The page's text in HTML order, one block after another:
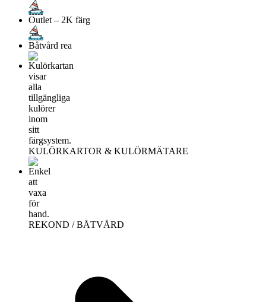
Outlet – 2K färg
Båtvård rea
KULÖRKARTOR & KULÖRMÄTARE
REKOND / BÅTVÅRD